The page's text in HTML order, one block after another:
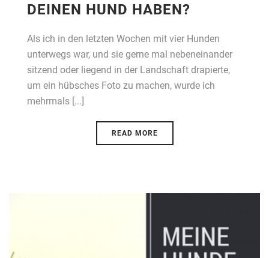
DEINEN HUND HABEN?
Als ich in den letzten Wochen mit vier Hunden
unterwegs war, und sie gerne mal nebeneinander
sitzend oder liegend in der Landschaft drapierte,
um ein hübsches Foto zu machen, wurde ich
mehrmals [...]
READ MORE